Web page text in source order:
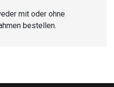
mit oder ohne
bestellen.